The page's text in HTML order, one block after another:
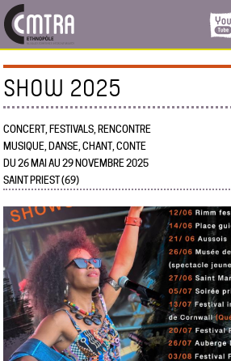
SHOW 2025
CONCERT, FESTIVALS, RENCONTRE
MUSIQUE, DANSE, CHANT, CONTE
DU 26 MAI AU 29 NOVEMBRE 2025
SAINT PRIEST (69)